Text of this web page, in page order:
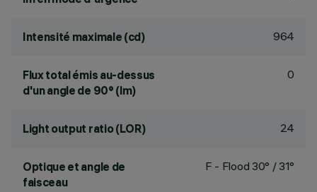
Intensité maximale (cd) 964
Flux total émis au-dessus
d'un angle de 90° (lm)
0
Light output ratio (LOR) 24
Optique et angle de
faisceau
F - Flood 30° / 31°